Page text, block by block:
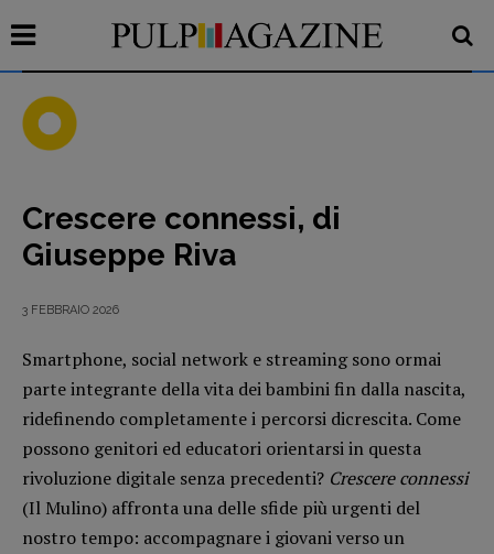
Recensioni
Primo Piano
Archeologie del
presente
Fumetti
Libro & Film
Pulp for kids
Opera prima
Crescere connessi, di
Giuseppe Riva
3 FEBBRAIO 2026
Smartphone, social network e streaming sono ormai
parte integrante della vita dei bambini fin dalla nascita,
ridefinendo completamente i percorsi dicrescita. Come
possono genitori ed educatori orientarsi in questa
rivoluzione digitale senza precedenti? Crescere connessi
(Il Mulino) affronta una delle sfide più urgenti del
nostro tempo: accompagnare i giovani verso un